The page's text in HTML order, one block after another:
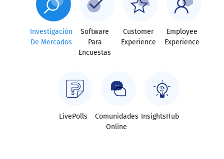
Investigación
De Mercados
Software
Para
Encuestas
Customer
Experience
Employee
Experience
LivePolls
Comunidades
Online
InsightsHub